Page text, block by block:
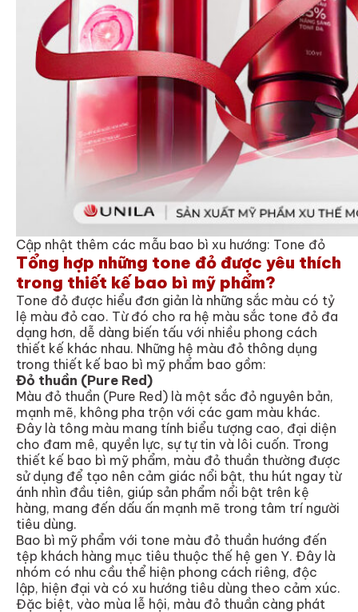
Cập nhật thêm các mẫu bao bì xu hướng: Tone đỏ
Tổng hợp những tone đỏ được yêu thích
trong thiết kế bao bì mỹ phẩm?
Tone đỏ được hiểu đơn giản là những sắc màu có tỷ
lệ màu đỏ cao. Từ đó cho ra hệ màu sắc tone đỏ đa
dạng hơn, dễ dàng biến tấu với nhiều phong cách
thiết kế khác nhau. Những hệ màu đỏ thông dụng
trong thiết kế bao bì mỹ phẩm bao gồm:
Đỏ thuần (Pure Red)
Màu đỏ thuần (Pure Red) là một sắc đỏ nguyên bản,
mạnh mẽ, không pha trộn với các gam màu khác.
Đây là tông màu mang tính biểu tượng cao, đại diện
cho đam mê, quyền lực, sự tự tin và lôi cuốn. Trong
thiết kế bao bì mỹ phẩm, màu đỏ thuần thường được
sử dụng để tạo nên cảm giác nổi bật, thu hút ngay từ
ánh nhìn đầu tiên, giúp sản phẩm nổi bật trên kệ
hàng, mang đến dấu ấn mạnh mẽ trong tâm trí người
tiêu dùng.
Bao bì mỹ phẩm với tone màu đỏ thuần hướng đến
tệp khách hàng mục tiêu thuộc thế hệ gen Y. Đây là
nhóm có nhu cầu thể hiện phong cách riêng, độc
lập, hiện đại và có xu hướng tiêu dùng theo cảm xúc.
Đặc biệt, vào mùa lễ hội, màu đỏ thuần càng phát